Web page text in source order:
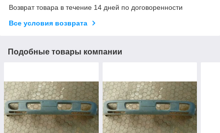
Возврат товара в течение 14 дней по договоренности
Все условия возврата
Подобные товары компании